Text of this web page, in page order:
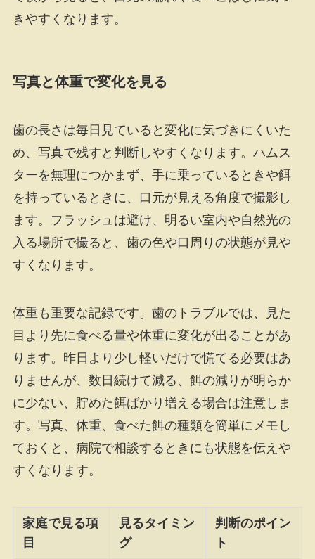
きやすくなります。
写真と体重で変化を見る
歯の長さは毎日見ていると変化に気づきにくいた
め、写真で残すと判断しやすくなります。ハムス
ターを無理につかまず、手に乗っているときや餌
を持っているときに、口元が見える角度で撮影し
ます。フラッシュは避け、明るい室内や自然光の
入る場所で撮ると、歯の色や口周りの状態が見や
すくなります。
体重も重要な記録です。歯のトラブルでは、見た
目より先に食べる量や体重に変化が出ることがあ
ります。昨日より少し軽いだけで慌てる必要はあ
りませんが、数日続けて減る、餌の減りが明らか
に少ない、貯めた餌ばかり増える場合は注意しま
す。写真、体重、食べた餌の種類を簡単にメモし
ておくと、病院で相談するときにも状態を伝えや
すくなります。
家庭で見る項
目
見るタイミン
グ
判断のポイン
ト